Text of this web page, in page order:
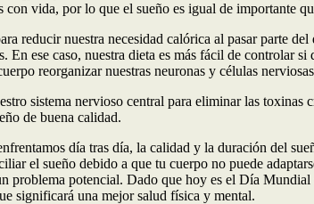
vida, por lo que el sueño es igual de importante
reducir nuestra necesidad calórica al pasar parte
En ese caso, nuestra dieta es más fácil de controlar
reorganizar nuestras neuronas y células
sistema nervioso central para eliminar las toxinas
de buena calidad.
día tras día, la calidad y la duración del
el sueño debido a que tu cuerpo no puede
problema potencial. Dado que hoy es el Día
significará una mejor salud física y mental.